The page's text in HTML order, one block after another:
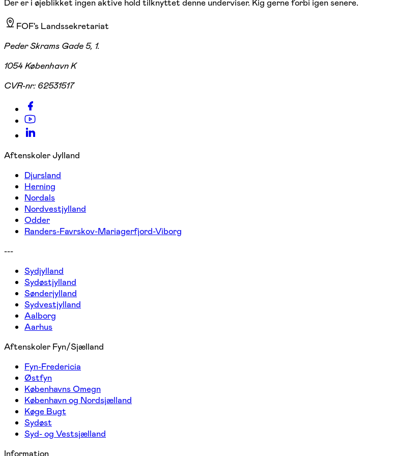
Der er i øjeblikket ingen aktive hold tilknyttet denne underviser. Kig gerne forbi igen senere.
FOF's Landssekretariat
Peder Skrams Gade 5, 1.
1054 København K
CVR-nr: 62531517
Aftenskoler Jylland
Djursland
Herning
Nordals
Nordvestjylland
Odder
Randers-Favrskov-Mariagerfjord-Viborg
---
Sydjylland
Sydøstjylland
Sønderjylland
Sydvestjylland
Aalborg
Aarhus
Aftenskoler Fyn/Sjælland
Fyn-Fredericia
Østfyn
Københavns Omegn
København og Nordsjælland
Køge Bugt
Sydøst
Syd- og Vestsjælland
Information